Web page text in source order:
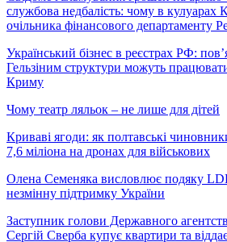
службова недбалість: чому в кулуарах
очільника фінансового департаменту
Український бізнес в реєстрах РФ:
Гельзіним структури можуть
Криму
Чому театр ляльок – не лише для дітей
Криваві ягоди: як полтавські
7,6 міліона на дронах для військових
Олена Семеняка висловлює подяку
незмінну підтримку України
Заступник голови Державного
Сергій Сверба купує квартири та